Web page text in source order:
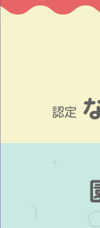
コ
認定